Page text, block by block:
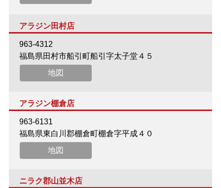
アラジン田村店
963-4312
福島県田村市船引町船引字太子堂４５
地図
アラジン棚倉店
963-6131
福島県東白川郡棚倉町棚倉字平成４０
地図
ニラク郡山並木店